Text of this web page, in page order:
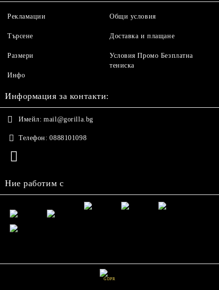
Рекламации
Търсене
Размери
Инфо
Общи условия
Доставка и плащане
Условия Промо Безплатна
тениска
Информация за контакти:
Имейл: mail@gorilla.bg
Телефон: 0888101098
Ние работим с
GDPR